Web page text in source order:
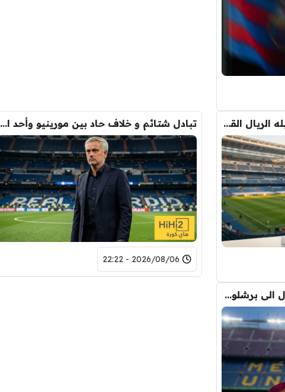
” مهزلة في مدريد ” شاهد تشكيله الريال القادمه لاكتساح المركز الثاني تبادل شتائم و خلاف حاد بين مورينيو وأحد افراد ادارة ريال مدريد بعد انهيار صفقة رودري
2026/08/06 - 22:22
عاجل : رودري يوافق على الانتقال الى برشلونة.. 3 أسباب وراء قراره